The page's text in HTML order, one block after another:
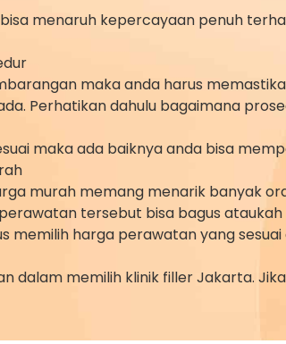
menaruh kepercayaan penuh
maka anda harus
Perhatikan dahulu bagaimana
maka ada baiknya anda bisa
murah memang menarik banyak
tersebut bisa bagus ataukah
memilih harga perawatan yang
dalam memilih klinik filler Jakarta.